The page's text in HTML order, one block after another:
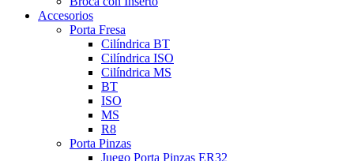
Accesorios
Porta Fresa
Cilíndrica BT
Cilíndrica ISO
Cilíndrica MS
BT
ISO
MS
R8
Porta Pinzas
Juego Porta Pinzas ER32